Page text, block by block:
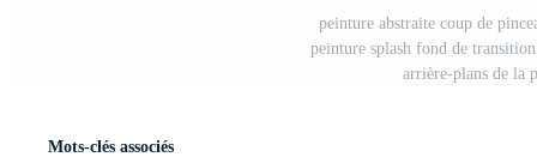
peinture abstraite coup de
peinture splash fond de
arrière-plans de la
Mots-clés associés